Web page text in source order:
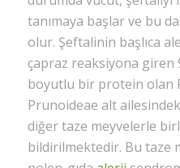
tanımaya başlar ve bu
olur. Şeftalinin başlıca
çapraz reaksiyona giren
boyutlu bir protein olan
Prunoideae alt
diğer taze meyvelerle
bildirilmektedir. Bu taze